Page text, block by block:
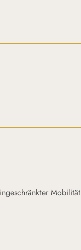
Mobilität